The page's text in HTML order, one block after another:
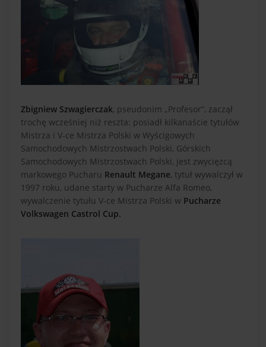
Zbigniew Szwagierczak, pseudonim „Profesor”, zaczął
trochę wcześniej niż reszta: posiadł kilkanaście tytułów
Mistrza i V-ce Mistrza Polski w Wyścigowych
Samochodowych Mistrzostwach Polski, Górskich
Samochodowych Mistrzostwach Polski, jest zwycięzcą
markowego Pucharu Renault Megane, tytuł wywalczył w
1997 roku, udane starty w Pucharze Alfa Romeo,
wywalczenie tytułu V-ce Mistrza Polski w Pucharze
Volkswagen Castrol Cup.